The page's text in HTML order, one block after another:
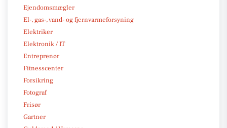
Ejendomsmægler
El-, gas-, vand- og fjernvarmeforsyning
Elektriker
Elektronik / IT
Entreprenør
Fitnesscenter
Forsikring
Fotograf
Frisør
Gartner